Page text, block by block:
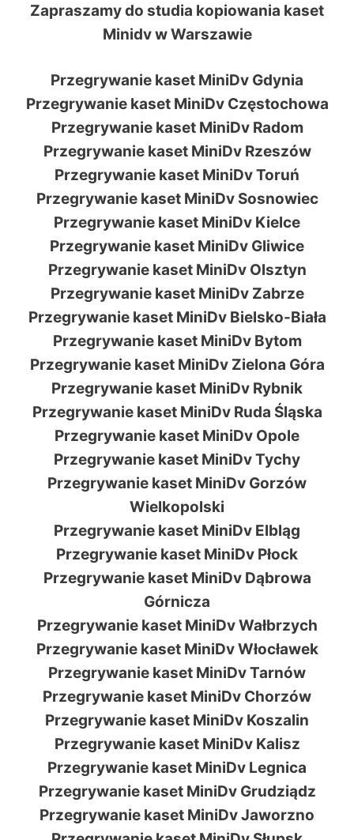
Zapraszamy do studia kopiowania kaset
Minidv w Warszawie
Przegrywanie kaset MiniDv Gdynia
Przegrywanie kaset MiniDv Częstochowa
Przegrywanie kaset MiniDv Radom
Przegrywanie kaset MiniDv Rzeszów
Przegrywanie kaset MiniDv Toruń
Przegrywanie kaset MiniDv Sosnowiec
Przegrywanie kaset MiniDv Kielce
Przegrywanie kaset MiniDv Gliwice
Przegrywanie kaset MiniDv Olsztyn
Przegrywanie kaset MiniDv Zabrze
Przegrywanie kaset MiniDv Bielsko-Biała
Przegrywanie kaset MiniDv Bytom
Przegrywanie kaset MiniDv Zielona Góra
Przegrywanie kaset MiniDv Rybnik
Przegrywanie kaset MiniDv Ruda Śląska
Przegrywanie kaset MiniDv Opole
Przegrywanie kaset MiniDv Tychy
Przegrywanie kaset MiniDv Gorzów
Wielkopolski
Przegrywanie kaset MiniDv Elbląg
Przegrywanie kaset MiniDv Płock
Przegrywanie kaset MiniDv Dąbrowa
Górnicza
Przegrywanie kaset MiniDv Wałbrzych
Przegrywanie kaset MiniDv Włocławek
Przegrywanie kaset MiniDv Tarnów
Przegrywanie kaset MiniDv Chorzów
Przegrywanie kaset MiniDv Koszalin
Przegrywanie kaset MiniDv Kalisz
Przegrywanie kaset MiniDv Legnica
Przegrywanie kaset MiniDv Grudziądz
Przegrywanie kaset MiniDv Jaworzno